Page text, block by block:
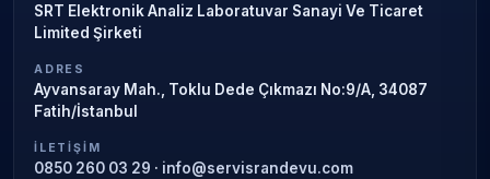
SRT Elektronik Analiz Laboratuvar Sanayi Ve Ticaret
Limited Şirketi
ADRES
Ayvansaray Mah., Toklu Dede Çıkmazı No:9/A, 34087
Fatih/İstanbul
İLETIŞIM
0850 260 03 29 · info@servisrandevu.com